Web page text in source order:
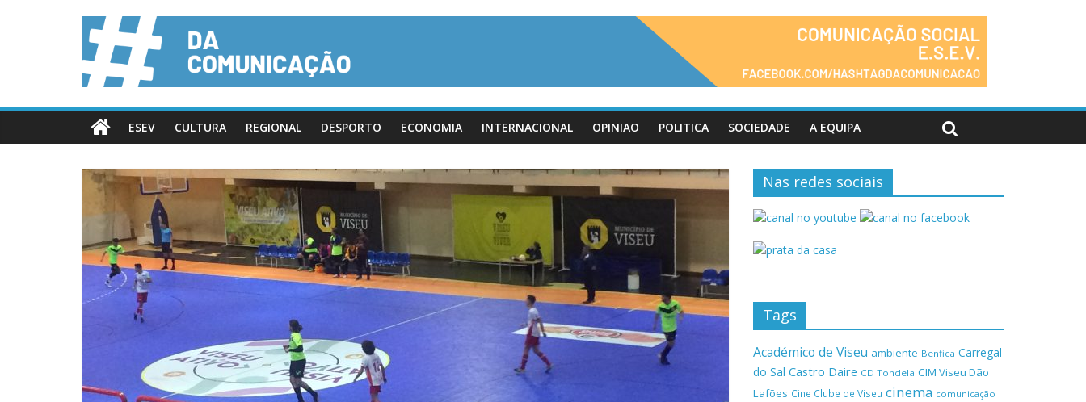
ESEV CULTURA REGIONAL DESPORTO ECONOMIA INTERNACIONAL OPINIAO POLITICA SOCIEDADE A EQUIPA
Nas redes sociais
Tags
Académico de Viseu ambiente Benfica Carregal
do Sal Castro Daire CD Tondela CIM Viseu Dão
Lafões Cine Clube de Viseu cinema comunicação